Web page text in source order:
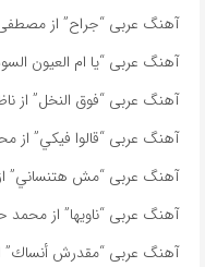
آهنگ عربی “جراح” از
آهنگ عربی “يا ام العيون
آهنگ عربی “فوق النخل” از
آهنگ عربی “قالوا فيكي” از
آهنگ عربی “مش هتنساني”
آهنگ عربی “ناویها” از
آهنگ عربی “مقدرش أنساك”